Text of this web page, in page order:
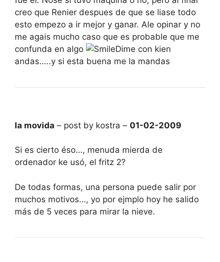
creo que Renier despues de que se liase todo
esto empezo a ir mejor y ganar. Ale opinar y no
me agais mucho caso que es probable que me
confunda en algo
Dime con kien
andas…..y si esta buena me la mandas
la movida – post by kostra – 01-02-2009
Si es cierto éso…, menuda mierda de
ordenador ke usó, el fritz 2?
De todas formas, una persona puede salir por
muchos motivos…, yo por ejmplo hoy he salido
más de 5 veces para mirar la nieve.